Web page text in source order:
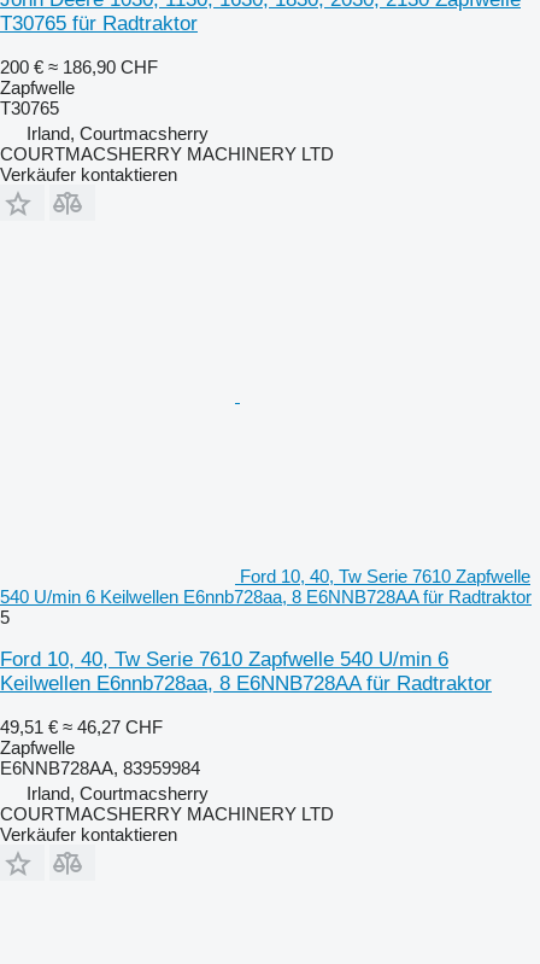
T30765 für Radtraktor
200 € ≈ 186,90 CHF
Zapfwelle
T30765
Irland, Courtmacsherry
COURTMACSHERRY MACHINERY LTD
Verkäufer kontaktieren
Ford 10, 40, Tw Serie 7610 Zapfwelle
540 U/min 6 Keilwellen E6nnb728aa, 8 E6NNB728AA für Radtraktor
5
Ford 10, 40, Tw Serie 7610 Zapfwelle 540 U/min 6
Keilwellen E6nnb728aa, 8 E6NNB728AA für Radtraktor
49,51 € ≈ 46,27 CHF
Zapfwelle
E6NNB728AA, 83959984
Irland, Courtmacsherry
COURTMACSHERRY MACHINERY LTD
Verkäufer kontaktieren